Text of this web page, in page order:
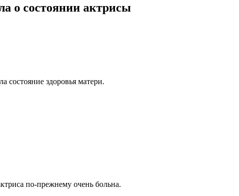
о состоянии актрисы
состояние здоровья матери.
по-прежнему очень больна.